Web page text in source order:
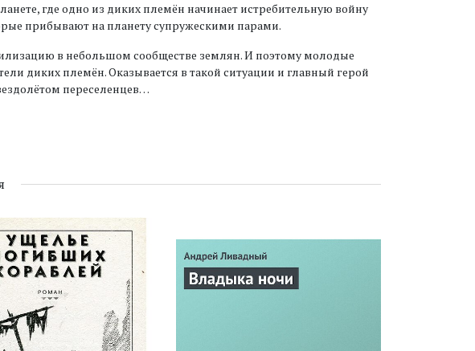
где одно из диких племён начинает истребительную войну
прибывают на планету супружескими парами.
в небольшом сообществе землян. И поэтому молодые
диких племён. Оказывается в такой ситуации и главный герой
переселенцев…